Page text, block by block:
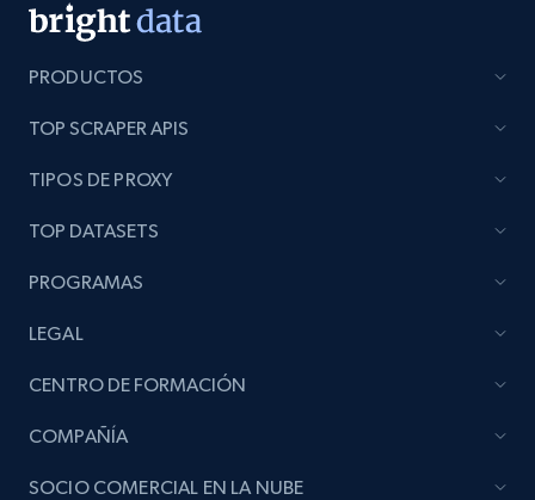
PRODUCTOS
TOP SCRAPER APIS
TIPOS DE PROXY
TOP DATASETS
PROGRAMAS
LEGAL
CENTRO DE FORMACIÓN
COMPAÑÍA
SOCIO COMERCIAL EN LA NUBE